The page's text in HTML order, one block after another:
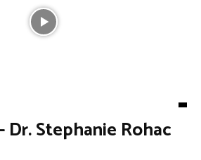
Dr. Stephanie Rohac